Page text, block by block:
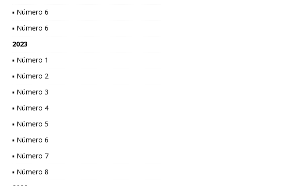
▪ Número 6
▪ Número 6
2023
▪ Número 1
▪ Número 2
▪ Número 3
▪ Número 4
▪ Número 5
▪ Número 6
▪ Número 7
▪ Número 8